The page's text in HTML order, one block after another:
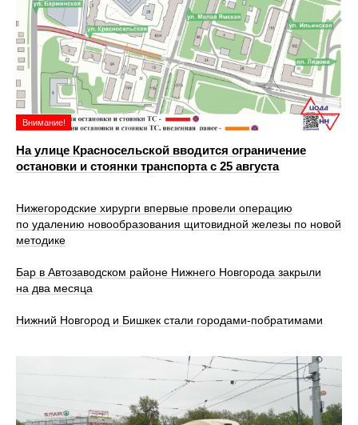
Внимание!
На улице Красносельской вводится ограничение
остановки и стоянки транспорта с 25 августа
Нижегородские хирурги впервые провели операцию
по удалению новообразования щитовидной железы по новой
методике
Бар в Автозаводском районе Нижнего Новгорода закрыли
на два месяца
Нижний Новгород и Бишкек стали городами-побратимами